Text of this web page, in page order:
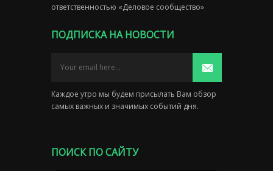
ответственностью «Деловое сообщество»
ПОДПИСКА НА НОВОСТИ
Каждое утро мы будем присылать Вам обзор
самых важных и значимых событий дня.
ПОИСК ПО САЙТУ